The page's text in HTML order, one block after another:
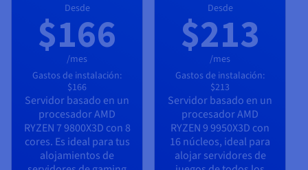
Desde
$166
/mes
Gastos de instalación:
$166
Servidor basado en un
procesadorAMD
RYZEN 7 9800X3D con 8
cores. Es ideal para tus
alojamientos de
Desde
$213
/mes
Gastos de instalación:
$213
Servidor basado en un
procesadorAMD
RYZEN 9 9950X3D con
16 núcleos, ideal para
alojar servidores de